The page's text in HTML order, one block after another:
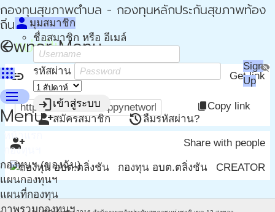
กองทุนสุขภาพตำบล - กองทุนหลักประกันสุขภาพท้อง
ถิ่น - กปท
Owner Menu
apps
person มุมสมาชิก
ชื่อสมาชิก หรือ อีเมล์
รหัสผ่าน visibility_off
loginเข้าสู่ระบบ
person_addสมัครสมาชิก restoreลืมรหัสผ่าน?
Sign
Up
menu
Menu
หน้าแรก
กองทุนฯ
กองทุนฯ (ของฉัน)
แผนกองทุนฯ
แผนที่กองทุน
ภาพรวมกองทุนฯ
arrow_backแบ่งปัน
link Get link
content_copyCopy link
person_add_alt Share with people
กองทุน อบต.ตลิ่งชัน CREATOR